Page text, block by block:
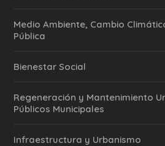
Medio Ambiente, Cambio
Pública
Bienestar Social
Regeneración y Mantenimiento
Públicos Municipales
Infraestructura y Urbanismo